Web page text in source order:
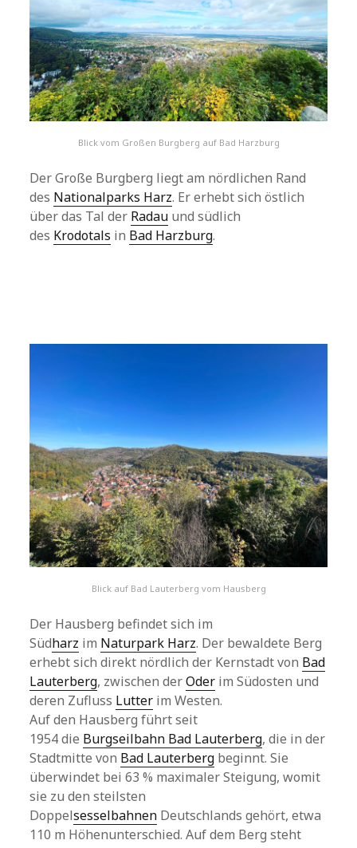
Blick vom Großen Burgberg auf Bad Harzburg
Der Große Burgberg liegt am nördlichen Rand
des Nationalparks Harz. Er erhebt sich östlich
über das Tal der Radau und südlich
des Krodotals in Bad Harzburg.
Blick auf Bad Lauterberg vom Hausberg
Der Hausberg befindet sich im
Südharz im Naturpark Harz. Der bewaldete Berg
erhebt sich direkt nördlich der Kernstadt von Bad
Lauterberg, zwischen derOder im Südosten und
deren Zufluss Lutter im Westen.
Auf den Hausberg führt seit
1954 die Burgseilbahn Bad Lauterberg, die in der
Stadtmitte von Bad Lauterberg beginnt. Sie
überwindet bei 63 % maximaler Steigung, womit
sie zu den steilsten
Doppelsesselbahnen Deutschlands gehört, etwa
110 m Höhenunterschied. Auf dem Berg steht